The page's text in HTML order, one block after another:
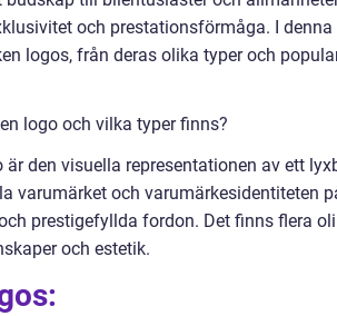
och prestationsförmåga. I
logos, från deras olika typer och
logo och vilka typer finns?
är den visuella representationen av ett
varumärket och varumärkesidentiteten
prestigefyllda fordon. Det finns flera
och estetik.